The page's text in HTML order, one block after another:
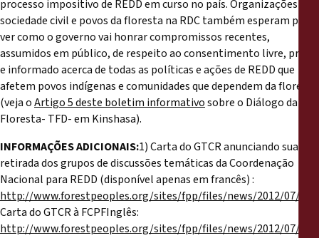
processo impositivo de REDD em curso no país. Organizações da
sociedade civil e povos da floresta na RDC também esperam para
ver como o governo vai honrar compromissos recentes,
assumidos em público, de respeito ao consentimento livre, prévio
e informado acerca de todas as políticas e ações de REDD que
afetem povos indígenas e comunidades que dependem da floresta
(veja oArtigo 5 deste boletim informativosobre o Diálogo da
Floresta- TFD- em Kinshasa).
INFORMAÇÕES ADICIONAIS:1) Carta do GTCR anunciando sua
retirada dos grupos de discussões temáticas da Coordenação
Nacional para REDD (disponível apenas em francês) :
http://www.forestpeoples.org/sites/fpp/files/news/2012/07/
Carta do GTCR à FCPFInglês:
http://www.forestpeoples.org/sites/fpp/files/news/2012/07/